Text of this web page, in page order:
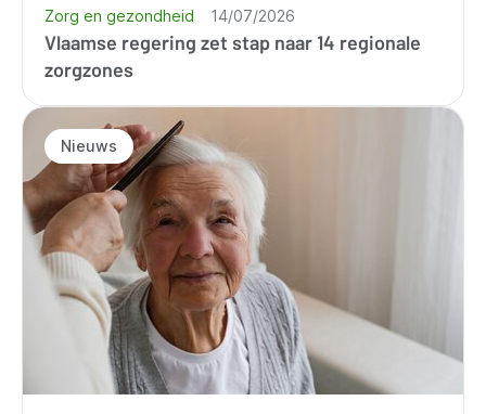
Vlaamse regering zet stap naar 14 regionale
zorgzones
Zorg en gezondheid 14/07/2026
Nieuws